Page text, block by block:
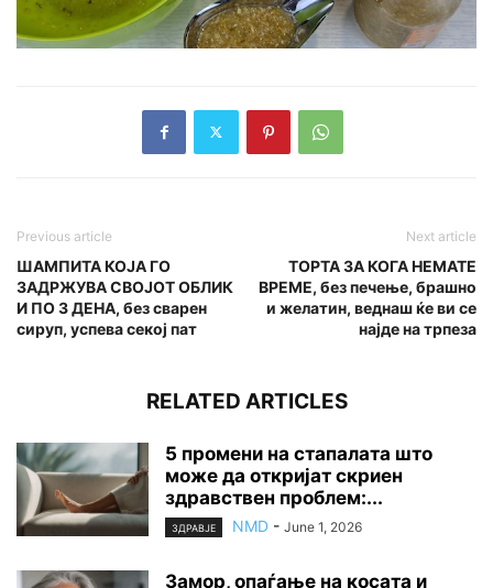
Previous article
ШАМПИТА КОЈА ГО
ЗАДРЖУВА СВОЈОТ ОБЛИК
И ПО 3 ДЕНА, без сварен
сируп, успева секој пат
Next article
ТОРТА ЗА КОГА НЕМАТЕ
ВРЕМЕ, без печење, брашно
и желатин, веднаш ќе ви се
најде на трпеза
RELATED ARTICLES
5 промени на стапалата што
може да откријат скриен
здравствен проблем:...
ЗДРАВЈЕ NMD - June 1, 2026
Замор, опаѓање на косата и